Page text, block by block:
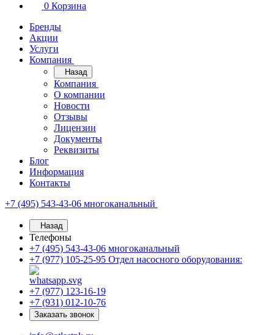
0 Корзина
Бренды
Акции
Услуги
Компания
Назад
Компания
О компании
Новости
Отзывы
Лицензии
Документы
Реквизиты
Блог
Информация
Контакты
+7 (495) 543-43-06 многоканальный
Назад
Телефоны
+7 (495) 543-43-06 многоканальный
+7 (977) 105-25-95 Отдел насосного оборудования:
+7 (977) 123-16-19
+7 (931) 012-10-76
Заказать звонок